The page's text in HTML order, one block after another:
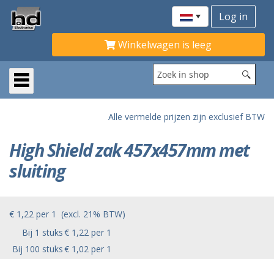
Winkelwagen is leeg
Alle vermelde prijzen zijn exclusief BTW
High Shield zak 457x457mm met
sluiting
€ 1,22 per 1 (excl. 21% BTW)
Bij 1 stuks€ 1,22 per 1
Bij 100 stuks€ 1,02 per 1